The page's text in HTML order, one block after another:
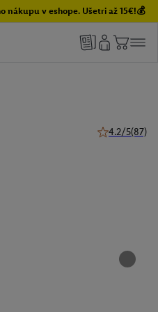
nákupu v eshope. Ušetri až 15€!💰
4.2/5(87)